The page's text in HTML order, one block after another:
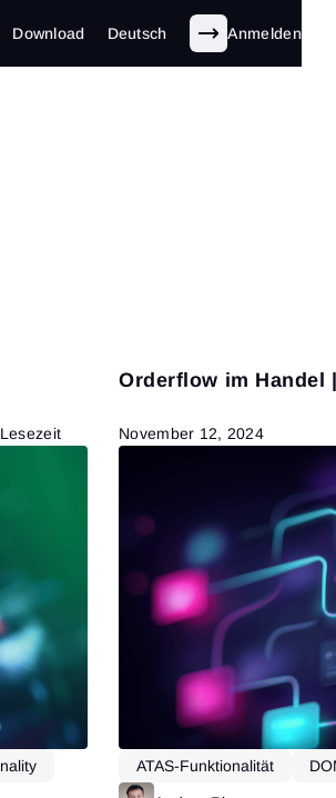
Download Deutsch Anmelden
Orderflow im Handel
November 12, 2024
ATAS-Funktionalität